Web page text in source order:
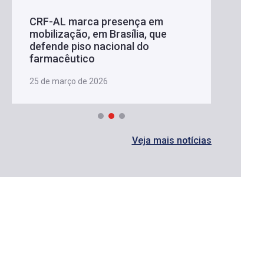
CRF-AL marca presença em
mobilização, em Brasília, que
defende piso nacional do
farmacêutico
25 de março de 2026
Veja mais notícias